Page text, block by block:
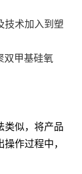
技术加入到塑
双甲基硅氧
类似，将产品
作过程中，